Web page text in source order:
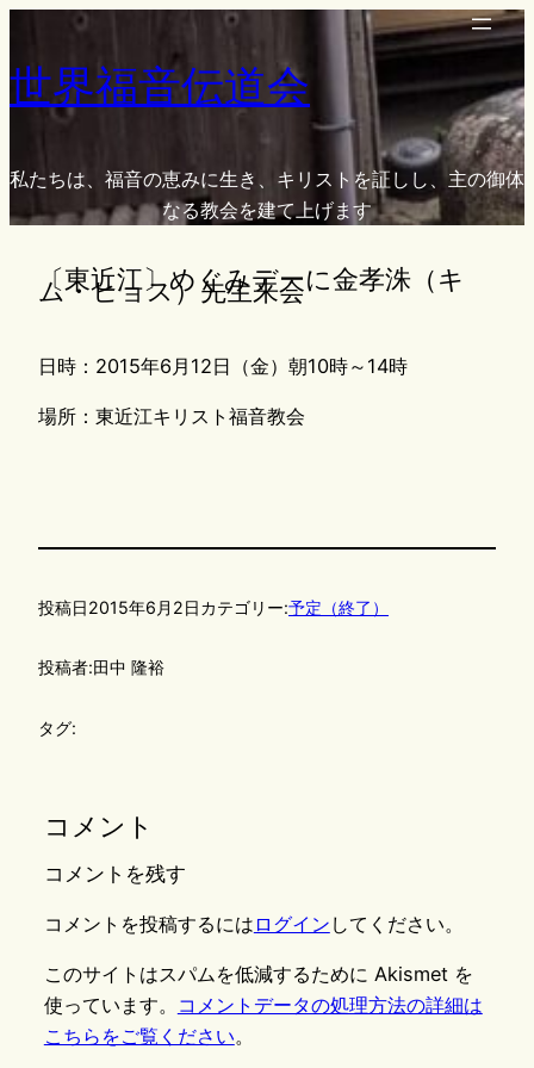
を
ッ
世界福音伝道会
私たちは、福音の恵みに生き、キリストを証しし、主の御体
なる教会を建て上げます
〔東近江〕めぐみデーに金孝洙（キ
ム・ヒョス）先生来会
日時：2015年6月12日（金）朝10時～14時
場所：東近江キリスト福音教会
投稿日2015年6月2日カテゴリー:予定（終了）
投稿者:田中 隆裕
タグ:
コメント
コメントを残す
コメントを投稿するには ログイン してください。
このサイトはスパムを低減するために Akismet を
使っています。
コメントデータの処理方法の詳細は
こちらをご覧ください。